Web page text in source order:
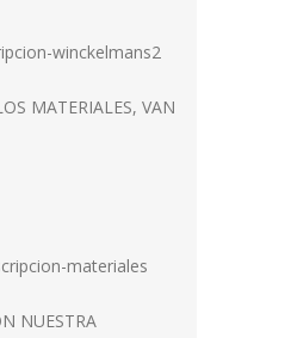
MATERIALES, VAN
NUESTRA